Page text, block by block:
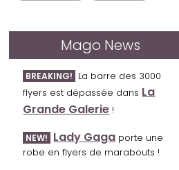
Mago News
BREAKING! La barre des 3000
flyers est dépassée dans La
Grande Galerie !
NEW! Lady Gaga porte une
robe en flyers de marabouts !